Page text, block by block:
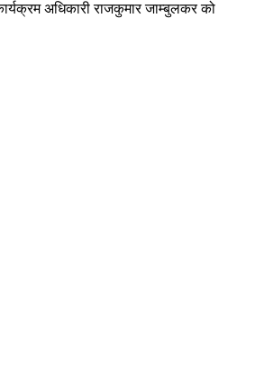
अधिकारी राजकुमार जाम्बुलकर को